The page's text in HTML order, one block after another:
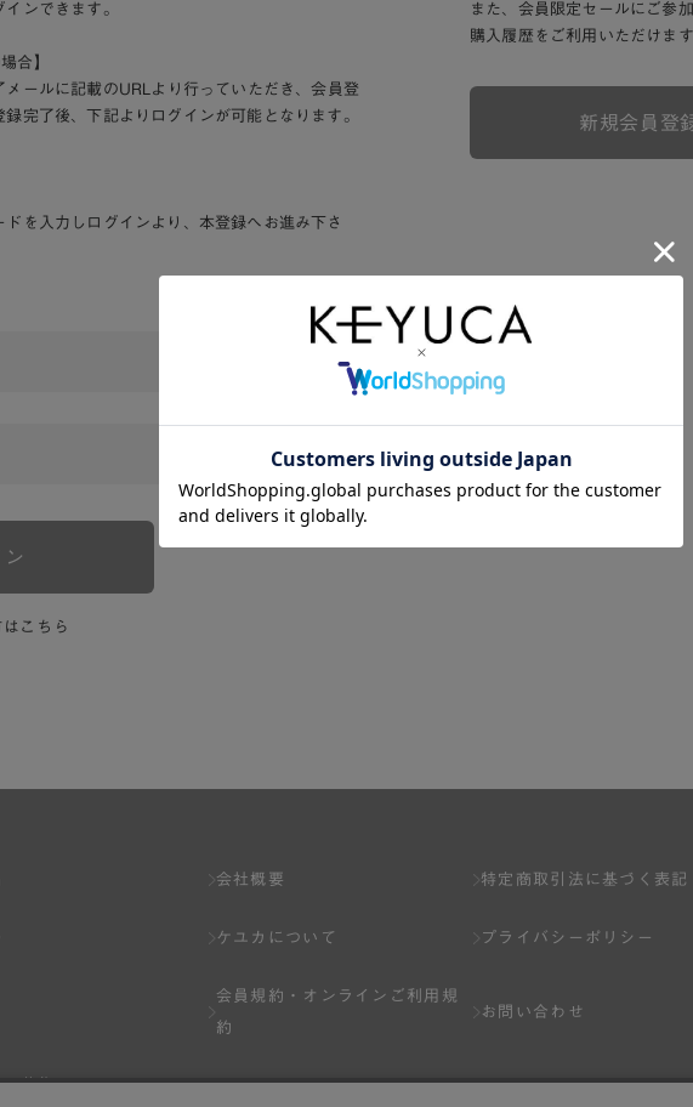
ンできます。
合】
ールに記載のURLより行っていただき、会員登
完了後、下記よりログインが可能となります。
を入力しログインより、本登録へお進み下さ
ン
こちら
また、会員限定セールにご参
購入履歴をご利用いただけま
新規会員登
募集
会社概要
ケユカについて
会員規約・
オンラインご利用規
約
Q&A
特定商取引法に基づく表記
プライバシーポリシー
お問い合わせ